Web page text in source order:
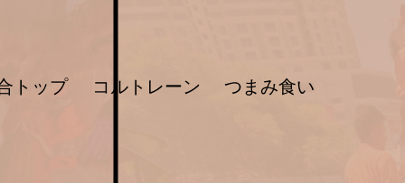
トップ コルトレーン つまみ食い